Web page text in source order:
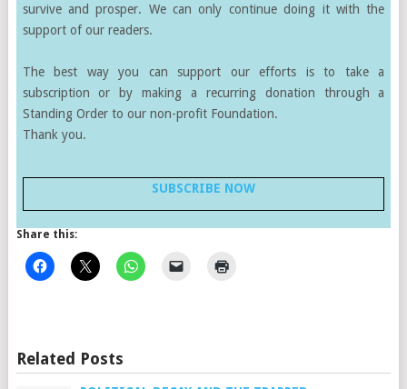
survive and prosper. We can only continue doing it with the
support of our readers.
The best way you can support our efforts is to take a
subscription or by making a recurring donation through a
Standing Order to our non-profit Foundation.
Thank you.
SUBSCRIBE NOW
Share this:
Related Posts